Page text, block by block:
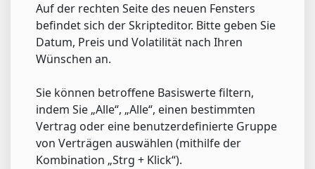
Auf der rechten Seite des neuen Fensters
befindet sich der Skripteditor. Bitte geben Sie
Datum, Preis und Volatilität nach Ihren
Wünschen an.
Sie können betroffene Basiswerte filtern,
indem Sie „Alle“, „Alle“, einen bestimmten
Vertrag oder eine benutzerdefinierte Gruppe
von Verträgen auswählen (mithilfe der
Kombination „Strg + Klick“).